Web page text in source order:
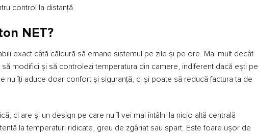
control la distanţă
NET?
exact câtă căldură să emane sistemul pe zile și pe ore. Mai mult decât
modifici și să controlezi temperatura din camere, indiferent dacă ești pe
nu îți aduce doar confort și siguranță, ci și poate să reducă factura ta de
ci are și un design pe care nu îl vei mai întâlni la nicio altă centrală
la temperaturi ridicate, greu de zgâriat sau spart. Este foare ușor de